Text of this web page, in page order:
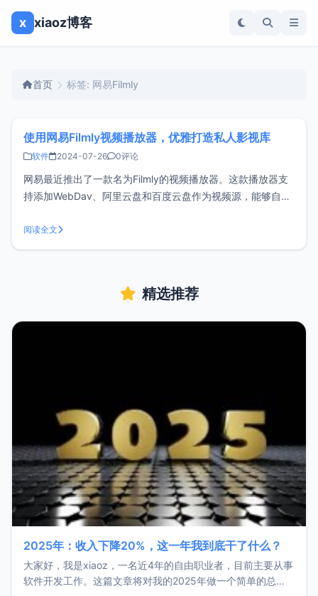
x xiaoz博客
首页 标签: 网易Filmly
使用网易Filmly视频播放器，优雅打造私人影视库
软件 2024-07-26 0评论
网易最近推出了一款名为Filmly的视频播放器。这款播放器支
持添加WebDav、阿里云盘和百度云盘作为视频源，能够自动
体验。Filmly目前已经兼容iOS和Android系统，有兴趣的朋友
可以试试。功能特点支持添加WebDav、阿里云盘和百度云盘
阅读全文
精选推荐
2025年：收入下降20%，这一年我到底干了什么？
大家好，我是xiaoz，一名近4年的自由职业者，目前主要从事
软件开发工作。这篇文章将对我的2025年做一个简单的总